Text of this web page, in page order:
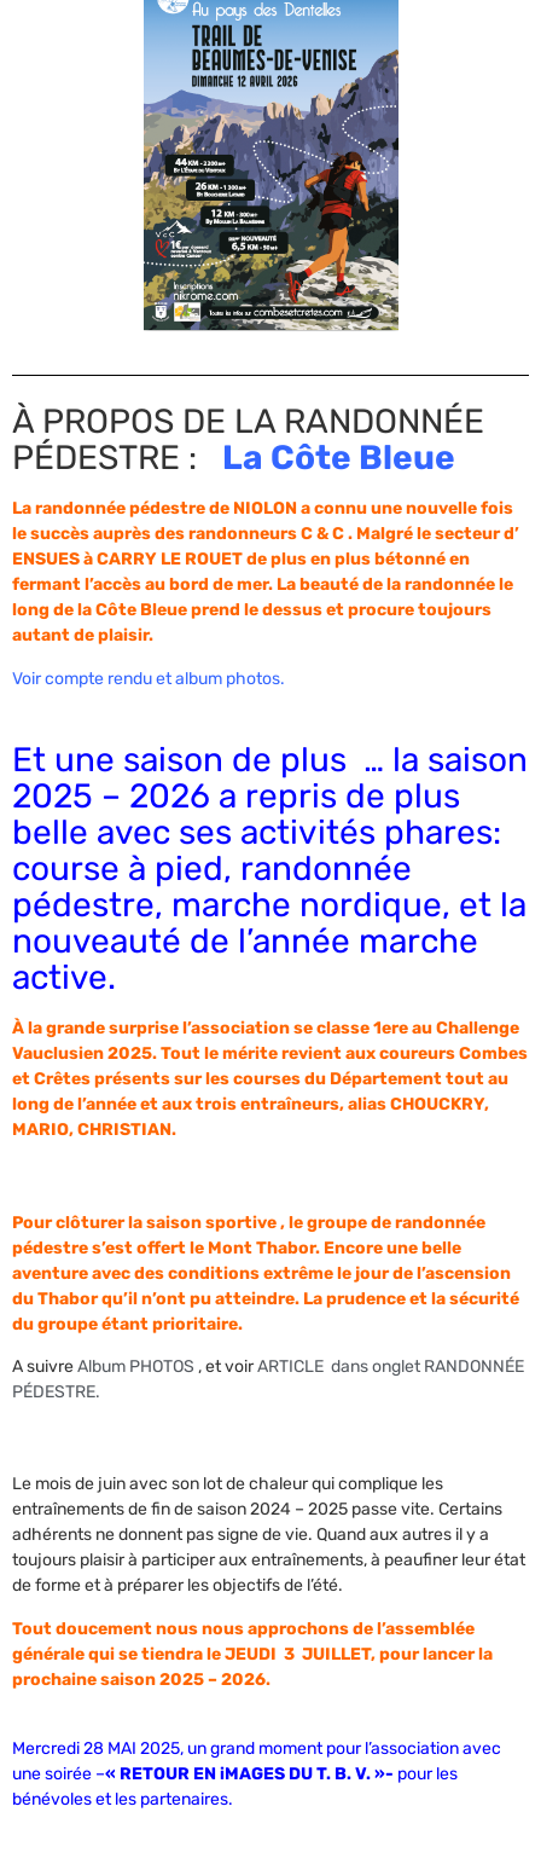
À PROPOS DE LA RANDONNÉE
PÉDESTRE : La Côte Bleue
La randonnée pédestre de NIOLON a connu une nouvelle fois
le succès auprès des randonneurs C & C . Malgré le secteur d’
ENSUES à CARRY LE ROUET de plus en plus bétonné en
fermant l’accès au bord de mer. La beauté de la randonnée le
long de la Côte Bleue prend le dessus et procure toujours
autant de plaisir.
Voir compte rendu et album photos.
Et une saison de plus … la saison
2025 – 2026 a repris de plus
belle avec ses activités phares:
course à pied, randonnée
pédestre, marche nordique, et la
nouveauté de l’année marche
active.
À la grande surprise l’association se classe 1ere au Challenge
Vauclusien 2025. Tout le mérite revient aux coureurs Combes
et Crêtes présents sur les courses du Département tout au
long de l’année et aux trois entraîneurs, alias CHOUCKRY,
MARIO, CHRISTIAN.
Pour clôturer la saison sportive , le groupe de randonnée
pédestre s’est offert le Mont Thabor. Encore une belle
aventure avec des conditions extrême le jour de l’ascension
du Thabor qu’il n’ont pu atteindre. La prudence et la sécurité
du groupe étant prioritaire.
A suivreAlbum PHOTOS , et voirARTICLE dans onglet RANDONNÉE
PÉDESTRE.
Le mois de juin avec son lot de chaleur qui complique les
entraînements de fin de saison 2024 – 2025 passe vite. Certains
adhérents ne donnent pas signe de vie. Quand aux autres il y a
toujours plaisir à participer aux entraînements, à peaufiner leur état
de forme et à préparer les objectifs de l’été.
Tout doucement nous nous approchons de l’assemblée
générale qui se tiendra le JEUDI 3 JUILLET, pour lancer la
prochaine saison 2025 – 2026.
Mercredi 28 MAI 2025, un grand moment pour l’association avec
une soirée –« RETOUR EN iMAGES DU T. B. V. »- pour les
bénévoles et les partenaires.